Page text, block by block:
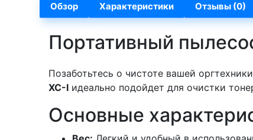
Обзор Характеристики Отзывы (0)
Портативный
Позаботьтесь о чистоте вашей
XC-I идеально подойдет для очистки
Основные